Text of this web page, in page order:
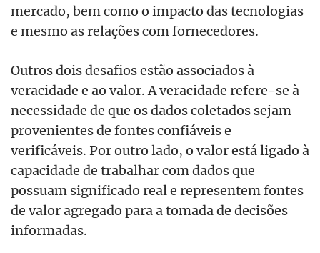
mercado, bem como o impacto das tecnologias
e mesmo as relações com fornecedores. ​​​
​​Outros dois desafios estão associados à
veracidade e ao valor. A veracidade refere-se à
necessidade de que os dados coletados sejam
provenientes de fontes confiáveis e
verificáveis. Por outro lado, o valor está ligado à
capacidade de trabalhar com dados que
possuam significado real e representem fontes
de valor agregado para a tomada de decisões
informadas.​​​